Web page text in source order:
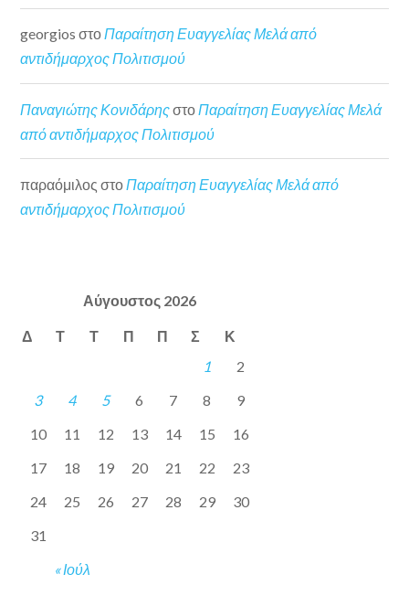
georgios στοΠαραίτηση Ευαγγελίας Μελά από
αντιδήμαρχος Πολιτισμού
Παναγιώτης Κονιδάρηςστο Παραίτηση Ευαγγελίας Μελά
από αντιδήμαρχος Πολιτισμού
παραόμιλος στοΠαραίτηση Ευαγγελίας Μελά από
αντιδήμαρχος Πολιτισμού
Αύγουστος 2026
Δ Τ Τ Π Π Σ Κ
« Ιούλ
1
2
3
4 5 6 7 8
9
10
11 12 13 14 15
16
17
18 19 20 21 22
23
24
25 26 27 28 29
30
31